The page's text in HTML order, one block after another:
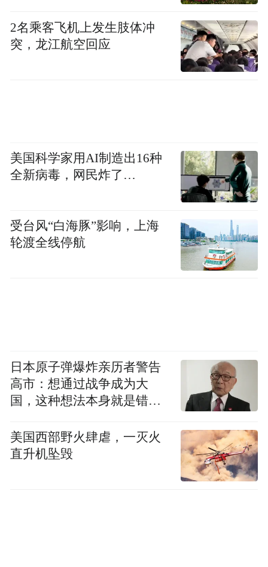
2名乘客飞机上发生肢体冲
突，龙江航空回应
美国科学家用AI制造出16种
全新病毒，网民炸了…
受台风“白海豚”影响，上海
轮渡全线停航
日本原子弹爆炸亲历者警告
高市：想通过战争成为大
国，这种想法本身就是错误
美国西部野火肆虐，一灭火
直升机坠毁